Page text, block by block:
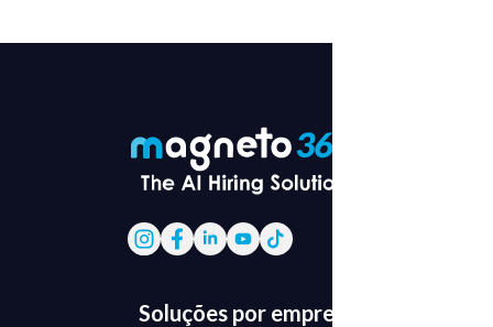
Soluções por empresa